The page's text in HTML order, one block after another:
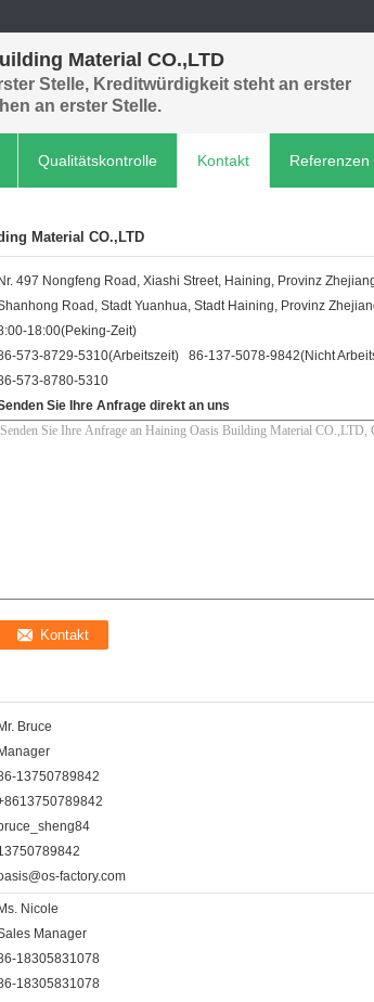
Material CO.,LTD
Stelle, Kreditwürdigkeit steht an erster
an erster Stelle.
Qualitätskontrolle Kontakt Referenzen
Material CO.,LTD
Nr. 497 Nongfeng Road, Xiashi Street, Haining, Provinz
Road, Stadt Yuanhua, Stadt Haining, Provinz
18:00(Peking-Zeit)
573-8729-5310(Arbeitszeit) 86-137-5078-9842(Nicht
573-8780-5310
Sie Ihre Anfrage direkt an uns
Mr. Bruce
Manager
13750789842
factory.com
Ms. Nicole
Manager
18305831078
18305831078